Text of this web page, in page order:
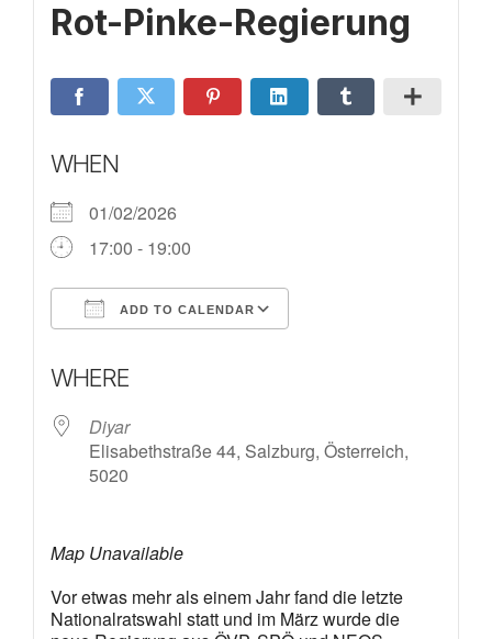
Rot-Pinke-Regierung
WHEN
01/02/2026
17:00 - 19:00
ADD TO CALENDAR
WHERE
Diyar
Elisabethstraße 44, Salzburg, Österreich,
5020
Map Unavailable
Vor etwas mehr als einem Jahr fand die letzte
Nationalratswahl statt und im März wurde die